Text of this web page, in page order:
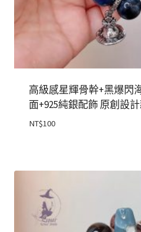
高級感星輝骨幹+黑爆閃
面+925純銀配飾 原創設
NT$100